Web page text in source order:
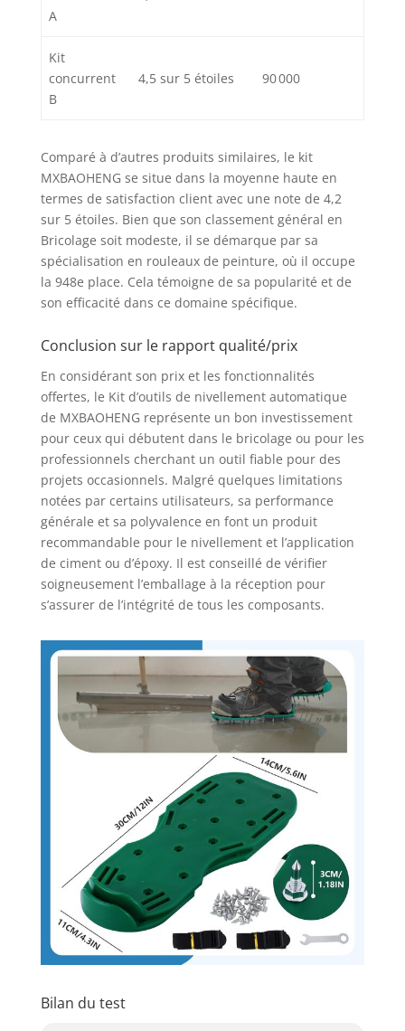
A
Kit
concurrent
B
4,5 sur 5 étoiles 90 000
Comparé à d’autres produits similaires, le kit
MXBAOHENG se situe dans la moyenne haute en
termes de satisfaction client avec une note de 4,2
sur 5 étoiles. Bien que son classement général en
Bricolage soit modeste, il se démarque par sa
spécialisation en rouleaux de peinture, où il occupe
la 948e place. Cela témoigne de sa popularité et de
son efficacité dans ce domaine spécifique.
Conclusion sur le rapport qualité/prix
En considérant son prix et les fonctionnalités
offertes, le Kit d’outils de nivellement automatique
de MXBAOHENG représente un bon investissement
pour ceux qui débutent dans le bricolage ou pour les
professionnels cherchant un outil fiable pour des
projets occasionnels. Malgré quelques limitations
notées par certains utilisateurs, sa performance
générale et sa polyvalence en font un produit
recommandable pour le nivellement et l’application
de ciment ou d’époxy. Il est conseillé de vérifier
soigneusement l’emballage à la réception pour
s’assurer de l’intégrité de tous les composants.
Bilan du test